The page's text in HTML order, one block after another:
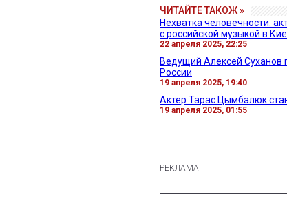
ЧИТАЙТЕ ТАКОЖ »
Нехватка человечности:
с российской музыкой в
22 апреля 2025, 22:25
Ведущий Алексей Суханов
России
19 апреля 2025, 19:40
Актер Тарас Цымбалюк
19 апреля 2025, 01:55